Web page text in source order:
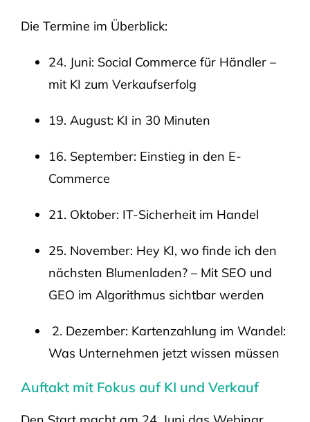
Die Termine im Überblick:
24. Juni: Social Commerce für Händler –
mit KI zum Verkaufserfolg
19. August: KI in 30 Minuten
16. September: Einstieg in den E-
Commerce
21. Oktober: IT-Sicherheit im Handel
25. November: Hey KI, wo finde ich den
nächsten Blumenladen? – Mit SEO und
GEO im Algorithmus sichtbar werden
2. Dezember: Kartenzahlung im Wandel:
Was Unternehmen jetzt wissen müssen
Auftakt mit Fokus auf KI und Verkauf